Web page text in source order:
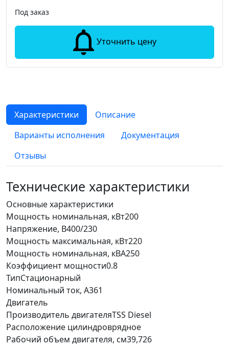
Под заказ
Уточнить цену
Характеристики
Описание
Варианты исполнения
Документация
Отзывы
Технические характеристики
Основные характеристики
Мощность номинальная, кВт200
Напряжение, В400/230
Мощность максимальная, кВт220
Мощность номинальная, кВА250
Коэффициент мощности0.8
ТипСтационарный
Номинальный ток, А361
Двигатель
Производитель двигателяTSS Diesel
Расположение цилиндроврядное
Рабочий объем двигателя, см39,726